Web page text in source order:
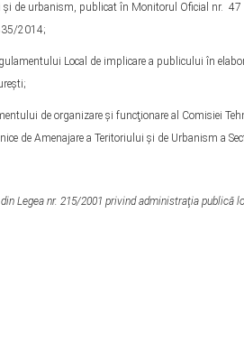
şi de urbanism, publicat în Monitorul Oficial nr.
2014;
Local de implicare a publicului în
de organizare şi funcţionare al Comisiei
de Amenajare a Teritoriului şi de Urbanism a
nr. 215/2001 privind administraţia publică